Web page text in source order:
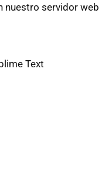
nuestro servidor web
Text